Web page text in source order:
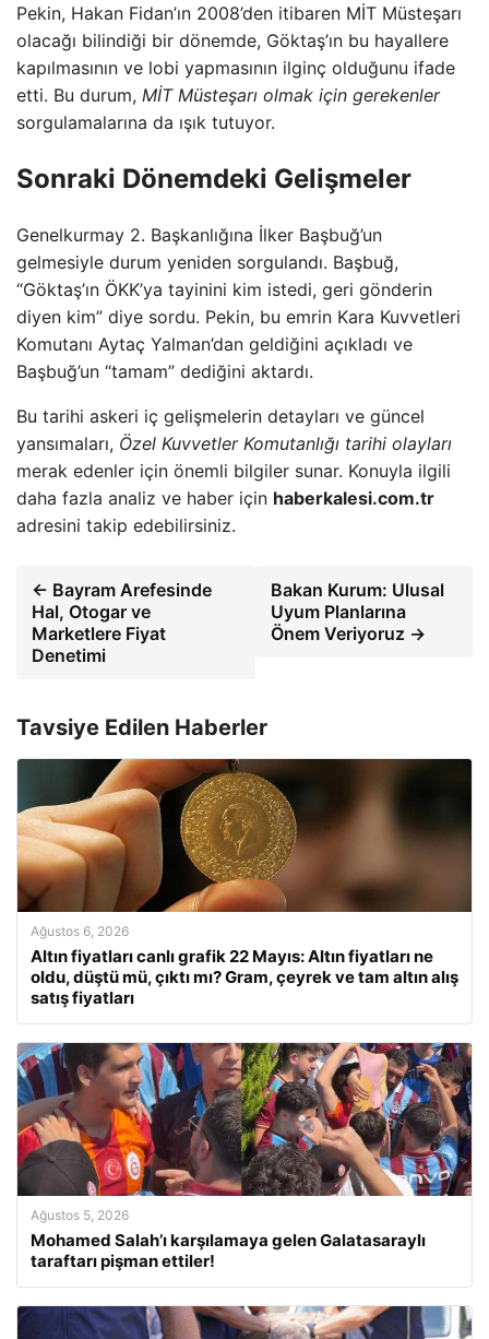
Pekin, Hakan Fidan’ın 2008’den itibaren MİT Müsteşarı
olacağı bilindiği bir dönemde, Göktaş’ın bu hayallere
kapılmasının ve lobi yapmasının ilginç olduğunu ifade
etti. Bu durum, MİT Müsteşarı olmak için gerekenler
sorgulamalarına da ışık tutuyor.
Sonraki Dönemdeki Gelişmeler
Genelkurmay 2. Başkanlığına İlker Başbuğ’un
gelmesiyle durum yeniden sorgulandı. Başbuğ,
“Göktaş’ın ÖKK’ya tayinini kim istedi, geri gönderin
diyen kim” diye sordu. Pekin, bu emrin Kara Kuvvetleri
Komutanı Aytaç Yalman’dan geldiğini açıkladı ve
Başbuğ’un “tamam” dediğini aktardı.
Bu tarihi askeri iç gelişmelerin detayları ve güncel
yansımaları, Özel Kuvvetler Komutanlığı tarihi olayları
merak edenler için önemli bilgiler sunar. Konuyla ilgili
daha fazla analiz ve haber için haberkalesi.com.tr
adresini takip edebilirsiniz.
← Bayram Arefesinde
Hal, Otogar ve
Marketlere Fiyat
Denetimi
Bakan Kurum: Ulusal
Uyum Planlarına
Önem Veriyoruz →
Tavsiye Edilen Haberler
Ağustos 6, 2026
Altın fiyatları canlı grafik 22 Mayıs: Altın fiyatları ne
oldu, düştü mü, çıktı mı? Gram, çeyrek ve tam altın alış
satış fiyatları
Ağustos 5, 2026
Mohamed Salah’ı karşılamaya gelen Galatasaraylı
taraftarı pişman ettiler!